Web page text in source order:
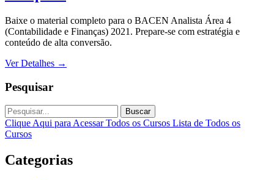
Baixe o material completo para o BACEN Analista Área 4
(Contabilidade e Finanças) 2021. Prepare-se com estratégia e
conteúdo de alta conversão.
Ver Detalhes →
Pesquisar
Buscar
Clique Aqui para Acessar Todos os Cursos Lista de Todos os
Cursos
Categorias